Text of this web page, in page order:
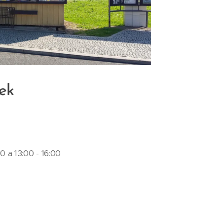
a 13:00 - 16:00